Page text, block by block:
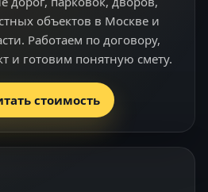
объектов в Москве и
Работаем по договору,
и готовим понятную смету.
стоимость